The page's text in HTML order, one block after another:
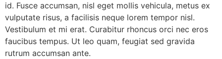
id. Fusce accumsan, nisl eget mollis vehicula, metus ex
vulputate risus, a facilisis neque lorem tempor nisl.
Vestibulum et mi erat. Curabitur rhoncus orci nec eros
faucibus tempus. Ut leo quam, feugiat sed gravida
rutrum accumsan ante.